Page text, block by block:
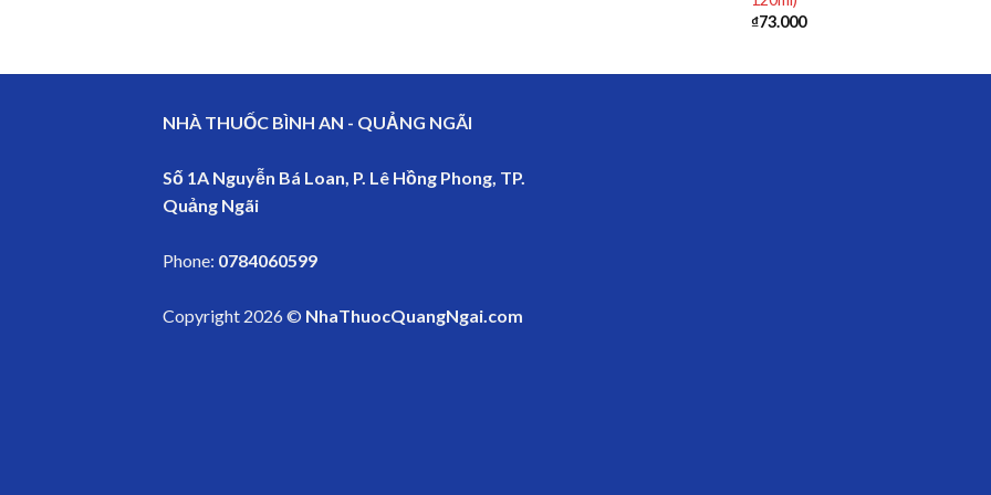
₫73.000
NHÀ THUỐC BÌNH AN - QUẢNG NGÃI
Số 1A Nguyễn Bá Loan, P. Lê Hồng Phong, TP.
Quảng Ngãi
Phone: 0784060599
Copyright 2026 © NhaThuocQuangNgai.com